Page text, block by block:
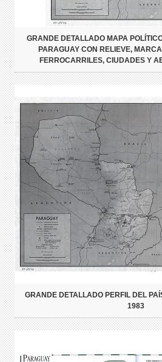
GRANDE DETALLADO MAPA
PARAGUAY CON RELIEVE,
FERROCARRILES, CIUDADES Y
GRANDE DETALLADO PERFIL DEL
1983